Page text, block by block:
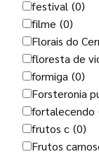
festival (0)
filme (0)
Florais do
floresta de
formiga (0)
Forsteronia
fortalecendo
frutos c (0)
Frutos